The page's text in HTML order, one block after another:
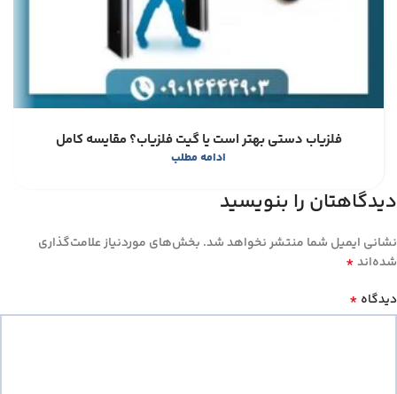
فلزیاب دستی بهتر است یا گیت فلزیاب؟ مقایسه کامل
ادامه مطلب
دیدگاهتان را بنویسید
نشانی ایمیل شما منتشر نخواهد شد. بخش‌های موردنیاز علامت‌گذاری
شده‌اند*
دیدگاه *